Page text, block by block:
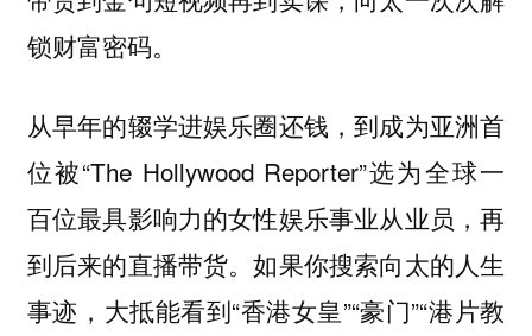
锁财富密码。
从早年的辍学进娱乐圈还钱，到成为亚洲首
位被“The Hollywood Reporter”选为全球一
百位最具影响力的女性娱乐事业从业员，再
到后来的直播带货。如果你搜索向太的人生
事迹，大抵能看到“香港女皇”“豪门”“港片教